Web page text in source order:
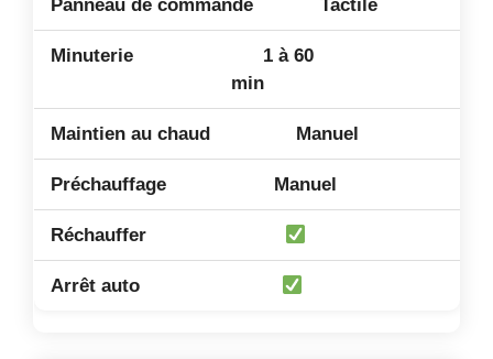
Tactile
1 à 60
min
Manuel
Manuel